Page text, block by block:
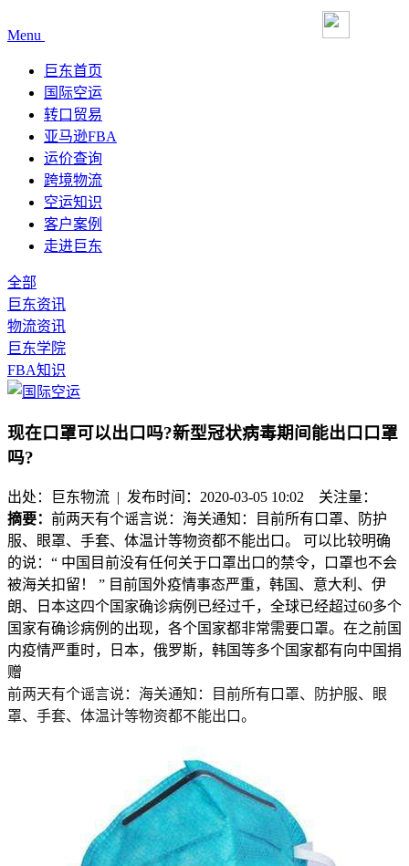
Menu
巨东首页
国际空运
转口贸易
亚马逊FBA
运价查询
跨境物流
空运知识
客户案例
走进巨东
全部
巨东资讯
物流资讯
巨东学院
FBA知识
现在口罩可以出口吗?新型冠状病毒期间能出口口罩
吗?
出处：巨东物流 | 发布时间：2020-03-05 10:02 关注量：
摘要： 前两天有个谣言说：海关通知：目前所有口罩、防护
服、眼罩、手套、体温计等物资都不能出口。 可以比较明确
的说：“ 中国目前没有任何关于口罩出口的禁令，口罩也不会
被海关扣留！ ” 目前国外疫情事态严重，韩国、意大利、伊
朗、日本这四个国家确诊病例已经过千，全球已经超过60多个
国家有确诊病例的出现，各个国家都非常需要口罩。在之前国
内疫情严重时，日本，俄罗斯，韩国等多个国家都有向中国捐
赠
前两天有个谣言说：海关通知：目前所有口罩、防护服、眼
罩、手套、体温计等物资都不能出口。